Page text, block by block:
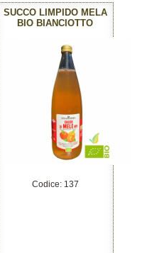
SUCCO LIMPIDO MELA
BIO BIANCIOTTO
Codice: 137